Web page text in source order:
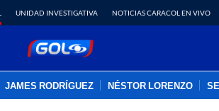
UNIDAD INVESTIGATIVA NOTICIAS CARACOL EN VIVO
JAMES RODRÍGUEZ NÉSTOR LORENZO